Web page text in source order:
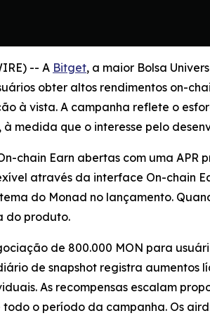
-- A Bitget, a maior Bolsa
obter altos rendimentos on-
à vista. A campanha reflete o
medida que o interesse pelo
chain Earn abertas com uma
através da interface On-
do Monad no lançamento.
do produto.
de 800.000 MON para
de snapshot registra aumentos
As recompensas escalam
o período da campanha. Os